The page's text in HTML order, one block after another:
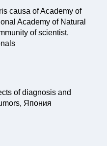
causa of Academy of
Academy of Natural
of scientist,
of diagnosis and
Япония